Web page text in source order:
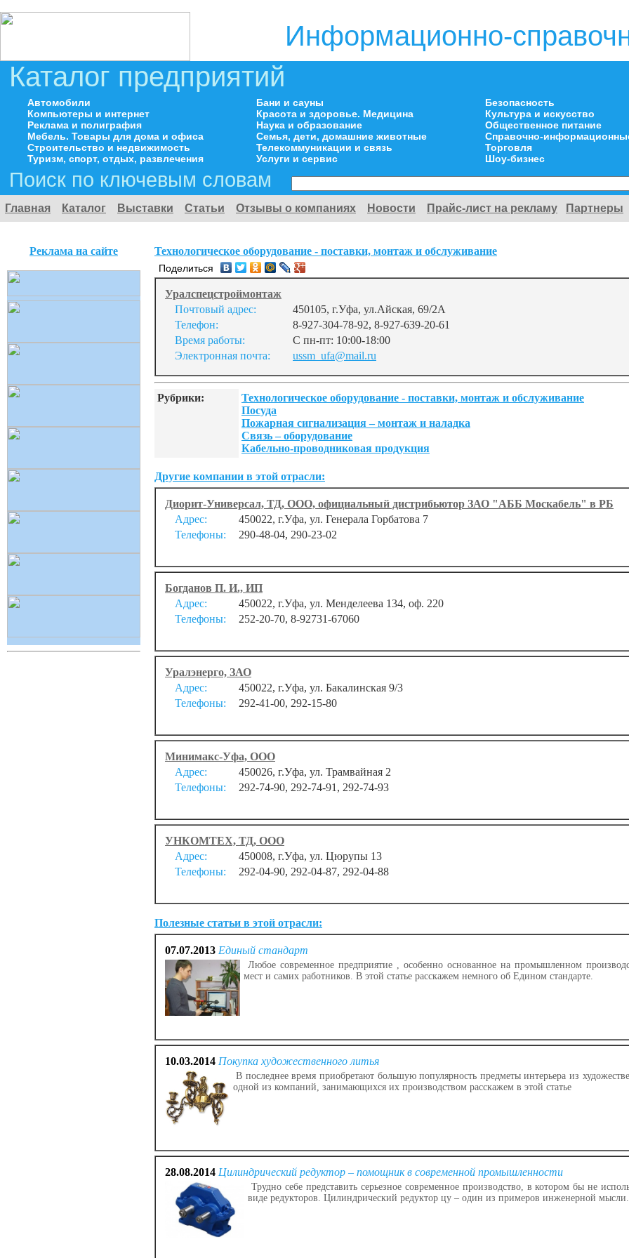
Информационно-
Каталог предприятий
Автомобили
Компьютеры и интернет
Реклама и полиграфия
Мебель. Товары для дома и офиса
Строительство и недвижимость
Туризм, спорт, отдых, развлечения
Бани и сауны
Красота и здоровье. Медицина
Наука и образование
Семья, дети, домашние животные
Телекоммуникации и связь
Услуги и сервис
Безопасность
Культура и искусство
Общественное питание
Справочно-
Торговля
Шоу-бизнес
Поиск по ключевым словам
Главная Каталог Выставки Статьи Отзывы о компаниях Новости Прайс-лист на рекламу Партнеры
Реклама на сайте Технологическое оборудование - поставки, монтаж и обслуживание
Поделиться
Уралспецстроймонтаж
Почтовый адрес:
450105, г.Уфа, ул.Айская, 69/2А
Телефон:
8-927-304-78-92, 8-927-639-20-61
Время работы:
С пн-пт: 10:00-18:00
Электронная почта:
ussm_ufa@mail.ru
Рубрики:
Технологическое оборудование - поставки, монтаж и обслуживание
Посуда
Пожарная сигнализация – монтаж и наладка
Связь – оборудование
Кабельно-проводниковая продукция
Другие компании в этой отрасли:
Диорит-Универсал, ТД, ООО, официальный дистрибьютор ЗАО "АББ Москабель" в РБ
Адрес:
450022, г.Уфа, ул. Генерала Горбатова 7
Телефоны:
290-48-04, 290-23-02
Богданов П. И., ИП
Адрес:
450022, г.Уфа, ул. Менделеева 134, оф. 220
Телефоны:
252-20-70, 8-92731-67060
Уралэнерго, ЗАО
Адрес:
450022, г.Уфа, ул. Бакалинская 9/3
Телефоны:
292-41-00, 292-15-80
Минимакс-Уфа, ООО
Адрес:
450026, г.Уфа, ул. Трамвайная 2
Телефоны:
292-74-90, 292-74-91, 292-74-93
УНКОМТЕХ, ТД, ООО
Адрес:
450008, г.Уфа, ул. Цюрупы 13
Телефоны:
292-04-90, 292-04-87, 292-04-88
Полезные статьи в этой отрасли:
07.07.2013 Единый стандарт
Любое современное предприятие , особенно основанное на промышленном
мест и самих работников. В этой статье расскажем немного об Едином стандарте.
10.03.2014 Покупка художественного литья
В последнее время приобретают большую популярность предметы интерьера из
одной из компаний, занимающихся их производством расскажем в этой статье
28.08.2014 Цилиндрический редуктор – помощник в современной промышленности
Трудно себе представить серьезное современное производство, в котором бы не
виде редукторов. Цилиндрический редуктор цу – один из примеров инженерной мысли.